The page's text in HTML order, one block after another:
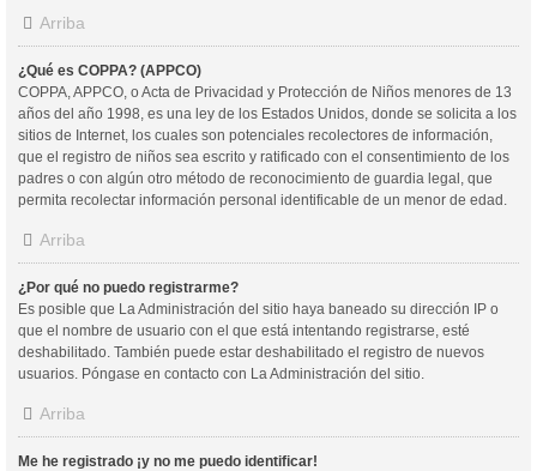
Arriba
¿Qué es COPPA? (APPCO)
COPPA, APPCO, o Acta de Privacidad y Protección de Niños menores de 13
años del año 1998, es una ley de los Estados Unidos, donde se solicita a los
sitios de Internet, los cuales son potenciales recolectores de información,
que el registro de niños sea escrito y ratificado con el consentimiento de los
padres o con algún otro método de reconocimiento de guardia legal, que
permita recolectar información personal identificable de un menor de edad.
Arriba
¿Por qué no puedo registrarme?
Es posible que La Administración del sitio haya baneado su dirección IP o
que el nombre de usuario con el que está intentando registrarse, esté
deshabilitado. También puede estar deshabilitado el registro de nuevos
usuarios. Póngase en contacto con La Administración del sitio.
Arriba
Me he registrado ¡y no me puedo identificar!